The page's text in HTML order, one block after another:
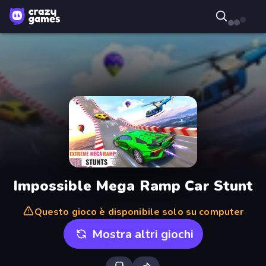
Impossible Mega Ramp Car Stunt
Questo gioco è disponibile solo su computer
Mostra altri giochi